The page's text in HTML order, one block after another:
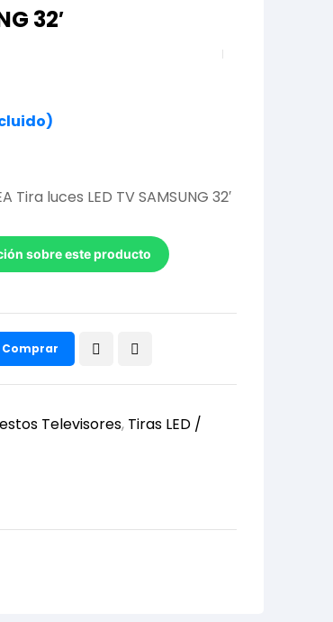
32′
Tira luces LED TV SAMSUNG 32′
sobre este producto
Comprar
Televisores, Tiras LED /